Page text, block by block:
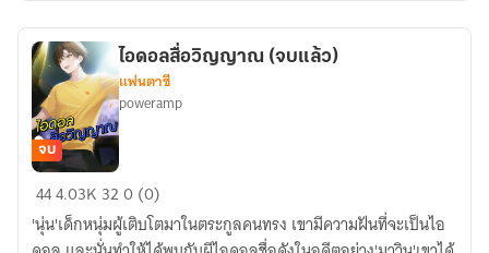
(จบ
แล้ว)
ไอ
ดอล
สื่อ
จบ
ไอดอลสื่อวิญญาณ (จบแล้ว)
แฟนตาซี
poweramp
444.03K 320 (0)
'นุ่น'เด็กหนุ่มผู้เติบโตมาในตระกูลคนทรง เขามีความฝันที่จะเป็นไอ